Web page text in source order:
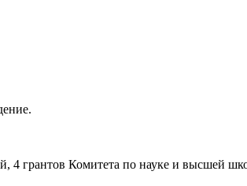
4 грантов Комитета по науке и высшей